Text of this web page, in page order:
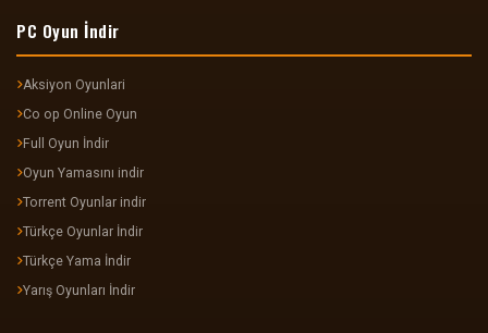
PC Oyun İndir
Aksiyon Oyunlari
Co op Online Oyun
Full Oyun İndir
Oyun Yamasını indir
Torrent Oyunlar indir
Türkçe Oyunlar İndir
Türkçe Yama İndir
Yarış Oyunları İndir